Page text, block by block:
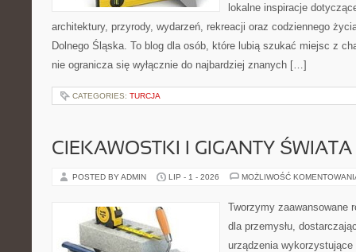
lokalne inspiracje
architektury, przyrody, wydarzeń, rekreacji oraz codziennego
Dolnego Śląska. To blog dla osób, które lubią szukać miejsc z
nie ogranicza się wyłącznie do najbardziej znanych […]
CATEGORIES: TURCJA
CIEKAWOSTKI I GIGANTY ŚWIATA
POSTED BY ADMIN LIP - 1 - 2026 MOŻLIWOŚĆ
Tworzymy zaawansowane
dla przemysłu,
urządzenia wykorzystujące